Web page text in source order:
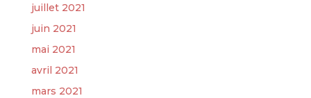
juillet 2021
juin 2021
mai 2021
avril 2021
mars 2021